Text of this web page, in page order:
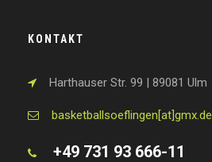
KONTAKT
Harthauser Str. 99 | 89081 Ulm
basketballsoeflingen[at]gmx.de
+49 731 93 666-11